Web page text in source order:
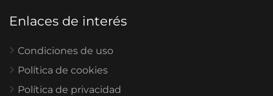
Enlaces de interés
Condiciones de uso
Política de cookies
Política de privacidad